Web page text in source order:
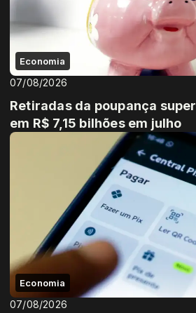
Economia
07/08/2026
Retiradas da poupança
em R$ 7,15 bilhões em julho
Economia
07/08/2026